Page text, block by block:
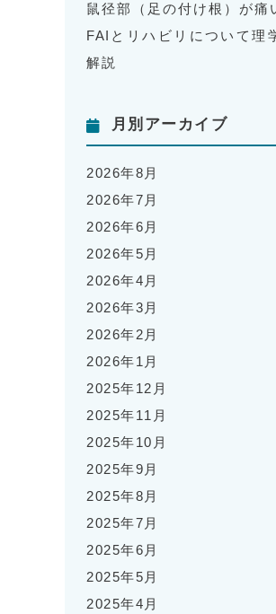
鼠径部（足の付け根）が痛
FAIとリハビリについて理
解説
月別アーカイブ
2026年8月
2026年7月
2026年6月
2026年5月
2026年4月
2026年3月
2026年2月
2026年1月
2025年12月
2025年11月
2025年10月
2025年9月
2025年8月
2025年7月
2025年6月
2025年5月
2025年4月